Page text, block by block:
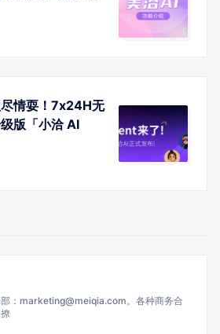
尽情耍！7x24H无
版「小洽 AI
：marketing@meiqia.com。各种商务合